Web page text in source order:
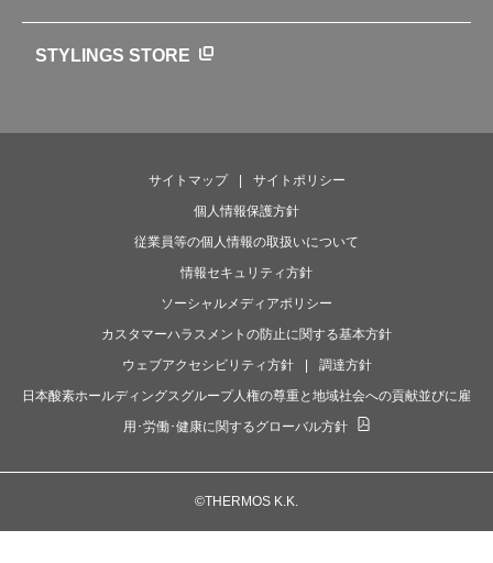
STYLINGS STORE
サイトマップ
サイトポリシー
個人情報保護方針
従業員等の個人情報の取扱いについて
情報セキュリティ方針
ソーシャルメディアポリシー
カスタマーハラスメントの防止に関する基本方針
ウェブアクセシビリティ方針
調達方針
日本酸素ホールディングスグループ人権の尊重と地域社会への貢献並びに雇
用･労働･健康に関するグローバル方針
©THERMOS K.K.